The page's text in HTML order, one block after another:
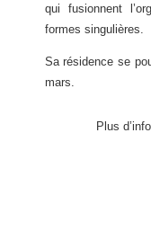
qui fusionnent
formes singulières.
Sa résidence se
mars.
Plus